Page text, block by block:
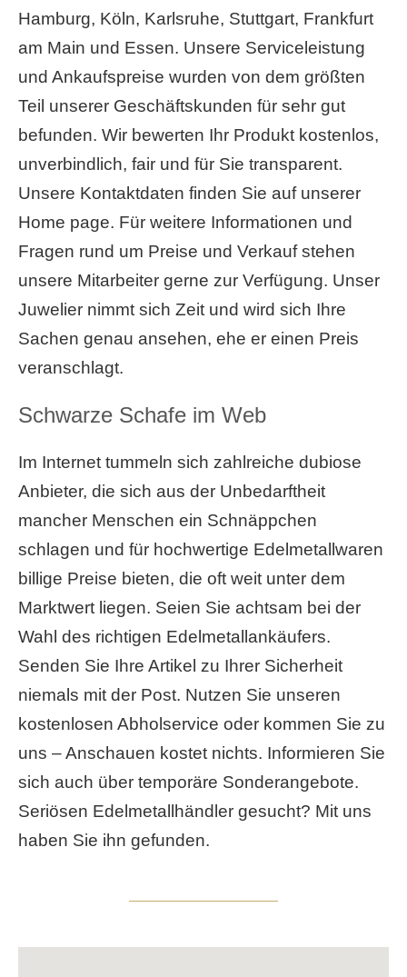
Hamburg, Köln, Karlsruhe, Stuttgart, Frankfurt
am Main und Essen. Unsere Serviceleistung
und Ankaufspreise wurden von dem größten
Teil unserer Geschäftskunden für sehr gut
befunden. Wir bewerten Ihr Produkt kostenlos,
unverbindlich, fair und für Sie transparent.
Unsere Kontaktdaten finden Sie auf unserer
Home page. Für weitere Informationen und
Fragen rund um Preise und Verkauf stehen
unsere Mitarbeiter gerne zur Verfügung. Unser
Juwelier nimmt sich Zeit und wird sich Ihre
Sachen genau ansehen, ehe er einen Preis
veranschlagt.
Schwarze Schafe im Web
Im Internet tummeln sich zahlreiche dubiose
Anbieter, die sich aus der Unbedarftheit
mancher Menschen ein Schnäppchen
schlagen und für hochwertige Edelmetallwaren
billige Preise bieten, die oft weit unter dem
Marktwert liegen. Seien Sie achtsam bei der
Wahl des richtigen Edelmetallankäufers.
Senden Sie Ihre Artikel zu Ihrer Sicherheit
niemals mit der Post. Nutzen Sie unseren
kostenlosen Abholservice oder kommen Sie zu
uns – Anschauen kostet nichts. Informieren Sie
sich auch über temporäre Sonderangebote.
Seriösen Edelmetallhändler gesucht? Mit uns
haben Sie ihn gefunden.